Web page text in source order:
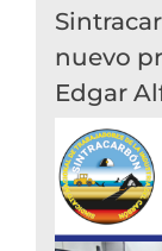
nuevo
Edgar